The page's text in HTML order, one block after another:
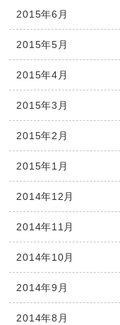
2015年6月
2015年5月
2015年4月
2015年3月
2015年2月
2015年1月
2014年12月
2014年11月
2014年10月
2014年9月
2014年8月